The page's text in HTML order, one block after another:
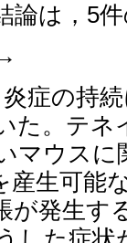
論は，5
症の持
た。テ
マウス
産生可能
が発生す